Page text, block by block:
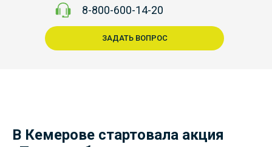
ЗАДАТЬ ВОПРОС
8-800-600-14-20
В Кемерове стартовала акция